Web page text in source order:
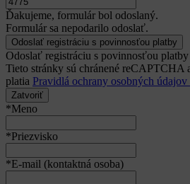
Ďakujeme, formulár bol odoslaný.
Formulár sa nepodarilo odoslať.
Odoslať registráciu s povinnosťou platby
Tieto stránky sú chránené reCAPTCHA
platia Pravidlá ochrany osobných údajov
Zatvoriť
*Meno
*Priezvisko
*E-mail (kontaktná osoba)